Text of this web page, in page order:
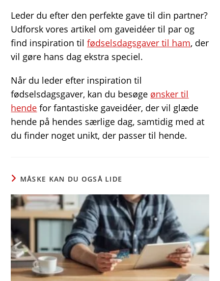
Leder du efter den perfekte gave til din partner?
Udforsk vores artikel om gaveidéer til par og
find inspiration tilfødselsdagsgaver til ham, der
vil gøre hans dag ekstra speciel.
Når du leder efter inspiration til
fødselsdagsgaver, kan du besøge ønsker til
hende for fantastiske gaveidéer, der vil glæde
hende på hendes særlige dag, samtidig med at
du finder noget unikt, der passer til hende.
MÅSKE KAN DU OGSÅ LIDE